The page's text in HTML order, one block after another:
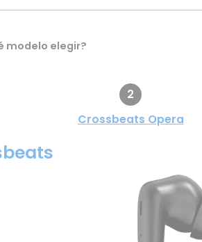
modelo elegir?
2
Crossbeats Opera